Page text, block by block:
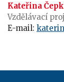
Kateřina
Vzdělávací
E-mail: